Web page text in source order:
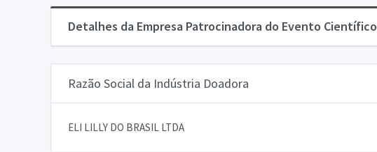
Detalhes da Empresa Patrocinadora do Evento Científico
Razão Social da Indústria Doadora
ELI LILLY DO BRASIL LTDA